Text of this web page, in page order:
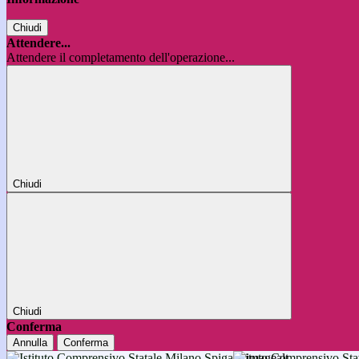
Chiudi
Attendere...
Attendere il completamento dell'operazione...
Chiudi
Chiudi
Conferma
Annulla Conferma